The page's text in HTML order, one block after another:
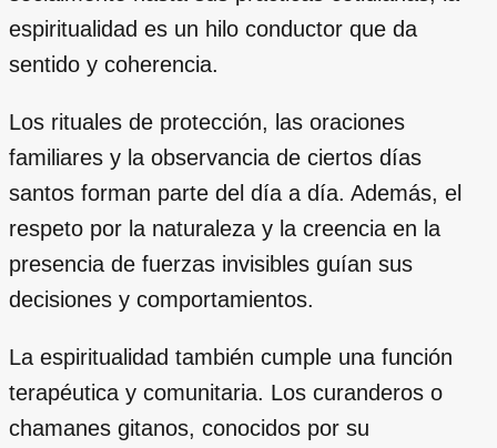
espiritualidad es un hilo conductor que da
sentido y coherencia.
Los rituales de protección, las oraciones
familiares y la observancia de ciertos días
santos forman parte del día a día. Además, el
respeto por la naturaleza y la creencia en la
presencia de fuerzas invisibles guían sus
decisiones y comportamientos.
La espiritualidad también cumple una función
terapéutica y comunitaria. Los curanderos o
chamanes gitanos, conocidos por su